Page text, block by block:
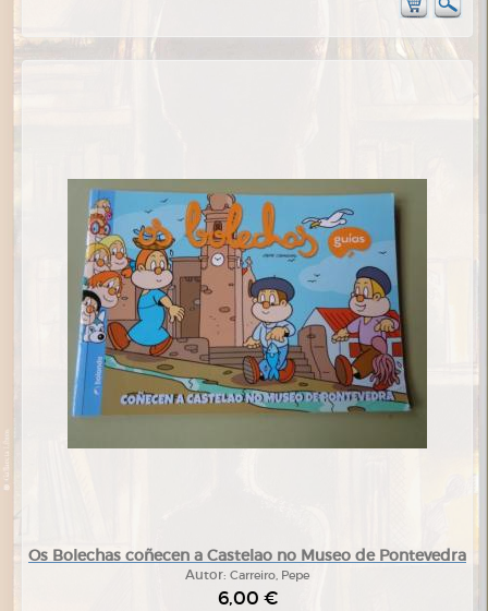
Os Bolechas coñecen a Castelao no Museo de Pontevedra
Autor: Carreiro, Pepe
6,00 €